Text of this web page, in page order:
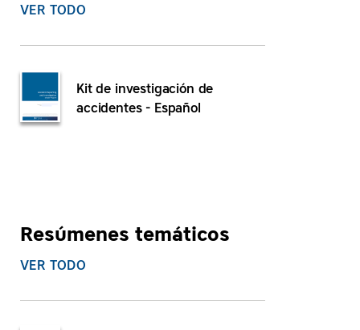
VER TODO
Kit de investigación de
accidentes - Español
Resúmenes temáticos
VER TODO